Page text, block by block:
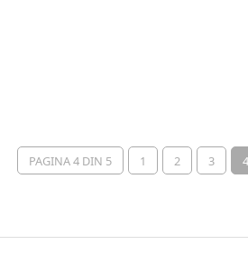
PAGINA 4 DIN 5 1 2 3 4